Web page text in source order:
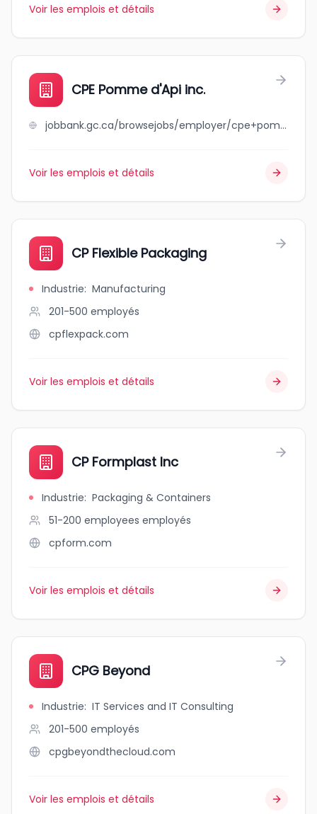
Voir les emplois et détails
CPE Pomme d'Api inc.
jobbank.gc.ca/browsejobs/employer/cpe+pomme+d%27api+inc./ca
Voir les emplois et détails
CP Flexible Packaging
Industrie: Manufacturing
201-500 employés
cpflexpack.com
Voir les emplois et détails
CP Formplast Inc
Industrie: Packaging & Containers
51-200 employees employés
cpform.com
Voir les emplois et détails
CPG Beyond
Industrie: IT Services and IT Consulting
201-500 employés
cpgbeyondthecloud.com
Voir les emplois et détails